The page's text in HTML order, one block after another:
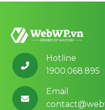
Hotline
1900.068.895
Email